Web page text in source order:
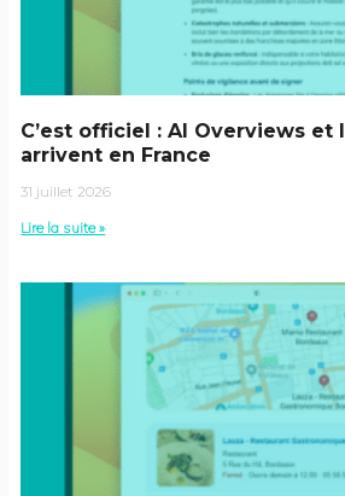
C’est officiel : AI Overviews et
arrivent en France
31 juillet 2026
Lire la suite »